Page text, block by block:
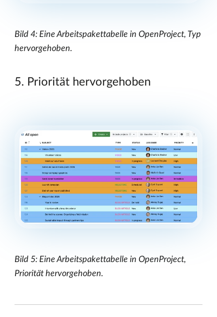
Bild 4: Eine Arbeitspakettabelle in OpenProject, Typ
hervorgehoben.
5. Priorität hervorgehoben
Bild 5: Eine Arbeitspakettabelle in OpenProject,
Priorität hervorgehoben.